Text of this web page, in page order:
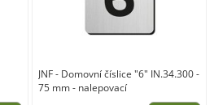
JNF - Domovní číslice "6" IN.34.300 -
75 mm - nalepovací